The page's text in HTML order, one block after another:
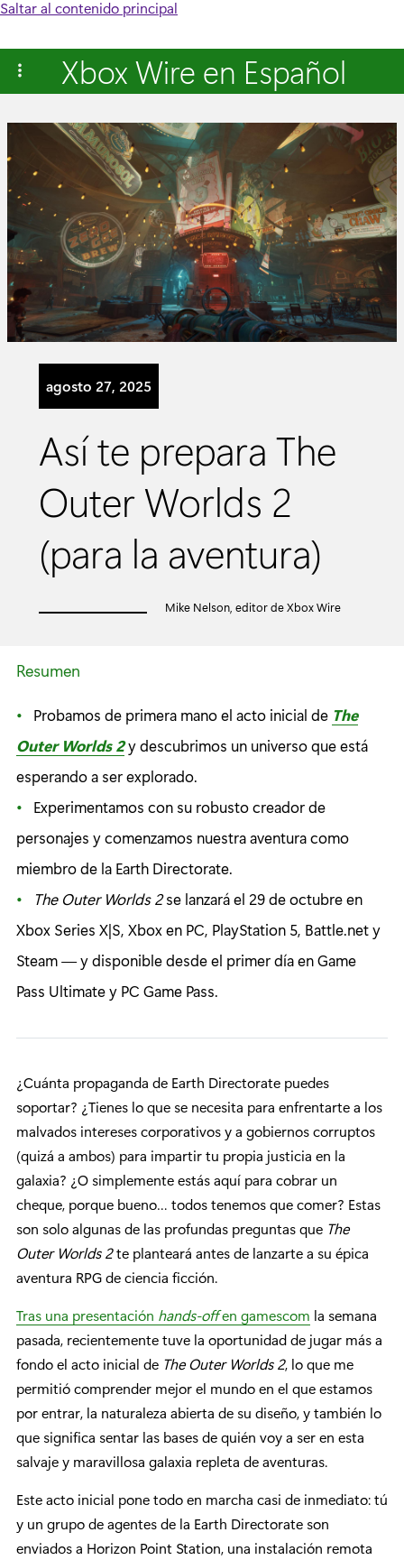
Saltar al contenido principal
Xbox Wire en Español
agosto 27, 2025
Así te prepara The
Outer Worlds 2
(para la aventura)
Mike Nelson, editor de Xbox Wire
Resumen
Probamos de primera mano el acto inicial de The
Outer Worlds 2y descubrimos un universo que está
esperando a ser explorado.
Experimentamos con su robusto creador de
personajes y comenzamos nuestra aventura como
miembro de la Earth Directorate.
The Outer Worlds 2se lanzará el 29 de octubre en
Xbox Series X|S, Xbox en PC, PlayStation 5, Battle.net y
Steam — y disponible desde el primer día en Game
Pass Ultimate y PC Game Pass.
¿Cuánta propaganda de Earth Directorate puedes
soportar? ¿Tienes lo que se necesita para enfrentarte a los
malvados intereses corporativos y a gobiernos corruptos
(quizá a ambos) para impartir tu propia justicia en la
galaxia? ¿O simplemente estás aquí para cobrar un
cheque, porque bueno… todos tenemos que comer? Estas
son solo algunas de las profundas preguntas que The
Outer Worlds 2te planteará antes de lanzarte a su épica
aventura RPG de ciencia ficción.
Tras una presentación hands-offen gamescom la semana
pasada, recientemente tuve la oportunidad de jugar más a
fondo el acto inicial de The Outer Worlds 2, lo que me
permitió comprender mejor el mundo en el que estamos
por entrar, la naturaleza abierta de su diseño, y también lo
que significa sentar las bases de quién voy a ser en esta
salvaje y maravillosa galaxia repleta de aventuras.
Este acto inicial pone todo en marcha casi de inmediato: tú
y un grupo de agentes de la Earth Directorate son
enviados a Horizon Point Station, una instalación remota